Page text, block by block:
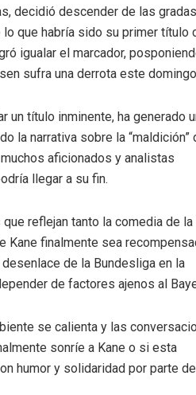
decidió descender de las
que habría sido su primer título
igualar el marcador,
sufra una derrota este
un título inminente, ha generado
la narrativa sobre la “maldición”
aficionados y analistas
llegar a su fin.
reflejan tanto la comedia de la
finalmente sea
de la Bundesliga en la
de factores ajenos al
se calienta y las
sonríe a Kane o si esta
humor y solidaridad por parte